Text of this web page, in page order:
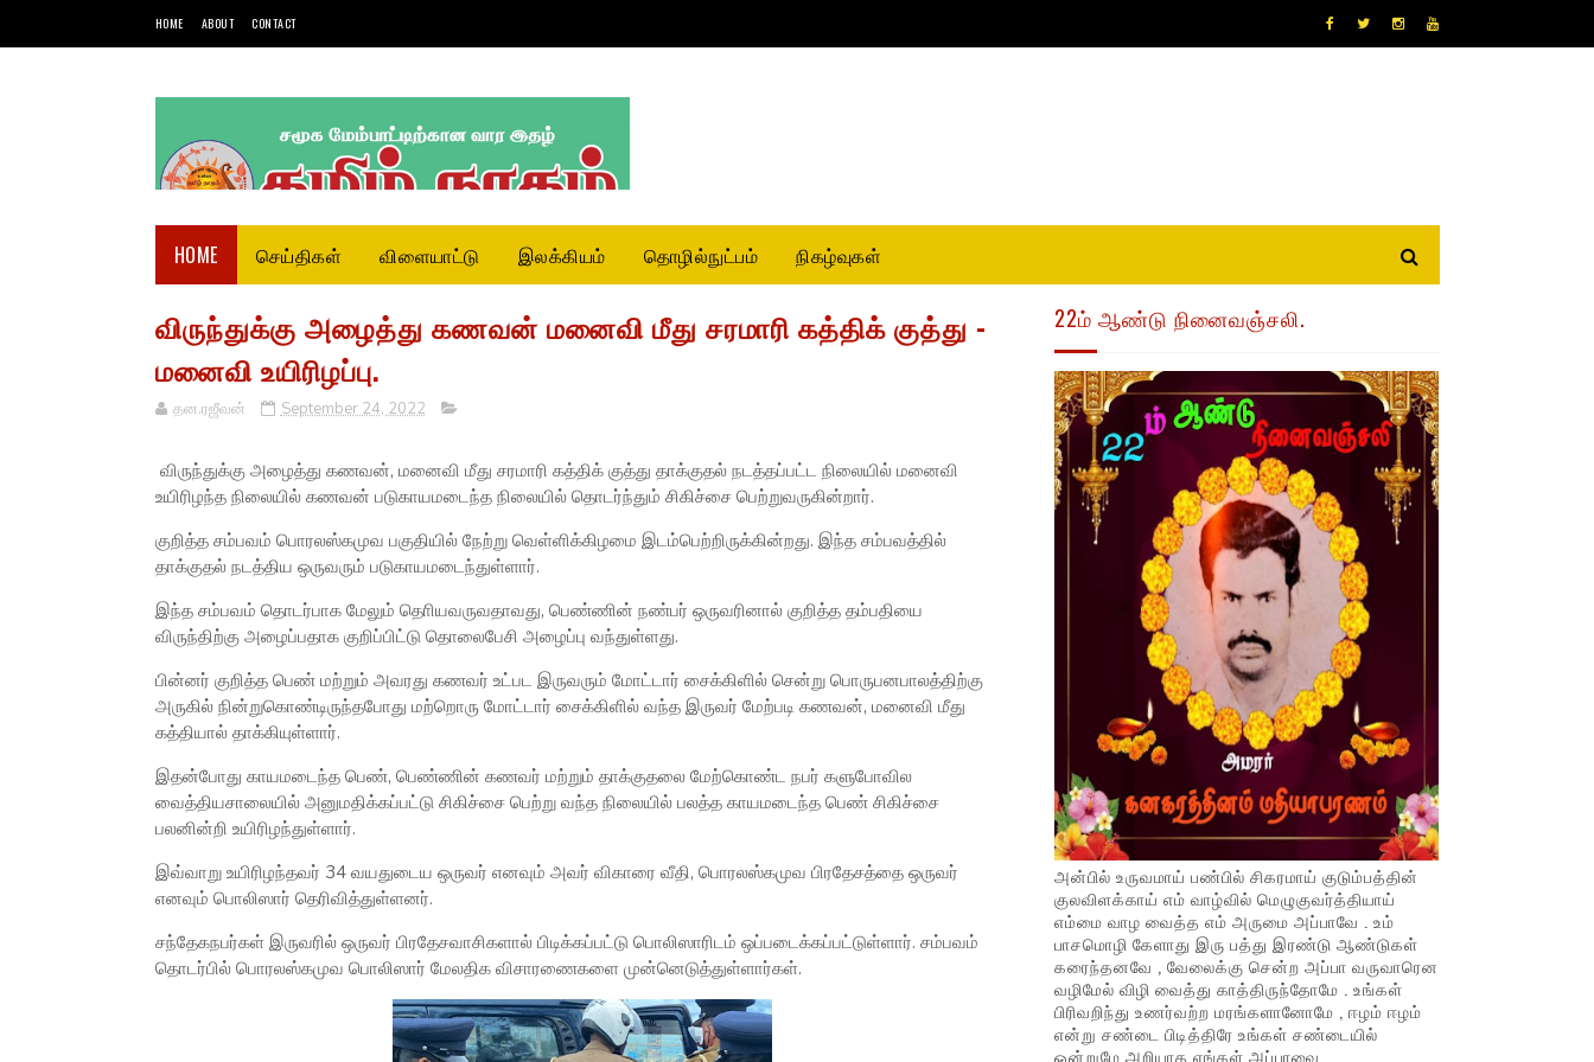
HOME ABOUT CONTACT
HOME செய்திகள் விளையாட்டு இலக்கியம் தொழில்நுட்பம் நிகழ்வுகள்
விருந்துக்கு அழைத்து கணவன் மனைவி மீது சரமாரி கத்திக் குத்து -
மனைவி உயிரிழப்பு.
தன.ரஜீவன் September 24, 2022
விருந்துக்கு அழைத்து கணவன், மனைவி மீது சரமாரி கத்திக் குத்து தாக்குதல் நடத்தப்பட்ட நிலையில் மனைவி
உயிரிழந்த நிலையில் கணவன் படுகாயமடைந்த நிலையில் தொடர்ந்தும் சிகிச்சை பெற்றுவருகின்றார்.
குறித்த சம்பவம் பொரலஸ்கமுவ பகுதியில் நேற்று வெள்ளிக்கிழமை இடம்பெற்றிருக்கின்றது. இந்த சம்பவத்தில்
தாக்குதல் நடத்திய ஒருவரும் படுகாயமடைந்துள்ளார்.
இந்த சம்பவம் தொடர்பாக மேலும் தொியவருவதாவது, பெண்ணின் நண்பர் ஒருவரினால் குறித்த தம்பதியை
விருந்திற்கு அழைப்பதாக குறிப்பிட்டு தொலைபேசி அழைப்பு வந்துள்ளது.
பின்னர் குறித்த பெண் மற்றும் அவரது கணவர் உட்பட இருவரும் மோட்டார் சைக்கிளில் சென்று பொருபனபாலத்திற்கு
அருகில் நின்றுகொண்டிருந்தபோது மற்றொரு மோட்டார் சைக்கிளில் வந்த இருவர் மேற்படி கணவன், மனைவி மீது
கத்தியால் தாக்கியுள்ளார்.
இதன்போது காயமடைந்த பெண், பெண்ணின் கணவர் மற்றும் தாக்குதலை மேற்கொண்ட நபர் களுபோவில
வைத்தியசாலையில் அனுமதிக்கப்பட்டு சிகிச்சை பெற்று வந்த நிலையில் பலத்த காயமடைந்த பெண் சிகிச்சை
பலனின்றி உயிரிழந்துள்ளார்.
இவ்வாறு உயிரிழந்தவர் 34 வயதுடைய ஒருவர் எனவும் அவர் விகாரை வீதி, பொரலஸ்கமுவ பிரதேசத்தை ஒருவர்
எனவும் பொலிஸார் தெரிவித்துள்ளனர்.
சந்தேகநபர்கள் இருவரில் ஒருவர் பிரதேசவாசிகளால் பிடிக்கப்பட்டு பொலிஸாரிடம் ஒப்படைக்கப்பட்டுள்ளார். சம்பவம்
தொடர்பில் பொரலஸ்கமுவ பொலிஸார் மேலதிக விசாரணைகளை முன்னெடுத்துள்ளார்கள்.
22ம் ஆண்டு நினைவஞ்சலி.
அன்பில் உருவமாய் பண்பில் சிகரமாய் குடும்பத்தின்
குலவிளக்காய் எம் வாழ்வில் மெழுகுவர்த்தியாய்
எம்மை வாழ வைத்த எம் அருமை அப்பாவே . உம்
பாசமொழி கேளாது இரு பத்து இரண்டு ஆண்டுகள்
கரைந்தனவே , வேலைக்கு சென்ற அப்பா வருவாரென
வழிமேல் விழி வைத்து காத்திருந்தோமே . உங்கள்
பிரிவறிந்து உணர்வற்ற மரங்களானோமே , ஈழம் ஈழம்
என்று சண்டை பிடித்திரே உங்கள் சண்டையில்
ஒன்றுமே அறியாத எங்கள் அப்பாவை